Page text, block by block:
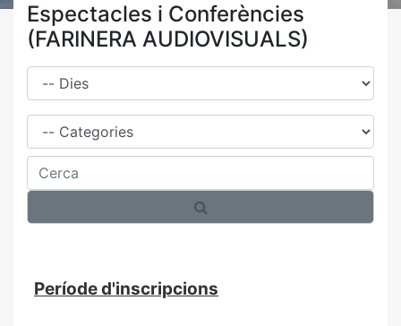
Espectacles i Conferències
(FARINERA AUDIOVISUALS)
Dies
Família
Cerca
Període d'inscripcions